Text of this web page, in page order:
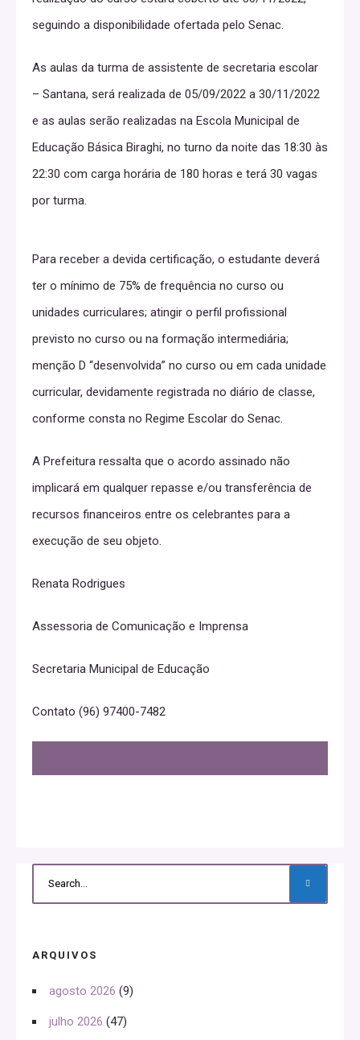
seguindo a disponibilidade ofertada pelo Senac.
As aulas da turma de assistente de secretaria escolar
– Santana, será realizada de 05/09/2022 a 30/11/2022
e as aulas serão realizadas na Escola Municipal de
Educação Básica Biraghi, no turno da noite das 18:30 às
22:30 com carga horária de 180 horas e terá 30 vagas
por turma.
Para receber a devida certificação, o estudante deverá
ter o mínimo de 75% de frequência no curso ou
unidades curriculares; atingir o perfil profissional
previsto no curso ou na formação intermediária;
menção D “desenvolvida” no curso ou em cada unidade
curricular, devidamente registrada no diário de classe,
conforme consta no Regime Escolar do Senac.
A Prefeitura ressalta que o acordo assinado não
implicará em qualquer repasse e/ou transferência de
recursos financeiros entre os celebrantes para a
execução de seu objeto.
Renata Rodrigues
Assessoria de Comunicação e Imprensa
Secretaria Municipal de Educação
Contato (96) 97400-7482
ARQUIVOS
agosto 2026 (9)
julho 2026 (47)